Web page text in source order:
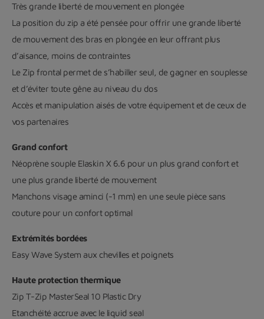
Très grande liberté de mouvement en plongée
La position du zip a été pensée pour offrir une grande liberté
de mouvement des bras en plongée en leur offrant plus
d’aisance, moins de contraintes
Le Zip frontal permet de s’habiller seul, de gagner en souplesse
et d’éviter toute gêne au niveau du dos
Accès et manipulation aisés de votre équipement et de ceux de
vos partenaires
Grand confort
Néoprène souple Elaskin X 6.6 pour un plus grand confort et
une plus grande liberté de mouvement
Manchons visage aminci (-1 mm) en une seule pièce sans
couture pour un confort optimal
Extrémités bordées
Easy Wave System aux chevilles et poignets
Haute protection thermique
Zip T-Zip MasterSeal 10 Plastic Dry
Etanchéité accrue avec le liquid seal